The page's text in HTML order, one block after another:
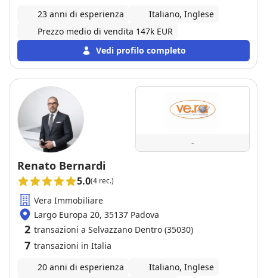
23 anni di esperienza
Italiano, Inglese
Prezzo medio di vendita 147k EUR
Vedi profilo completo
-
Renato Bernardi
5.0(4 rec.)
Vera Immobiliare
Largo Europa 20, 35137 Padova
2 transazioni a Selvazzano Dentro (35030)
7 transazioni in Italia
20 anni di esperienza
Italiano, Inglese